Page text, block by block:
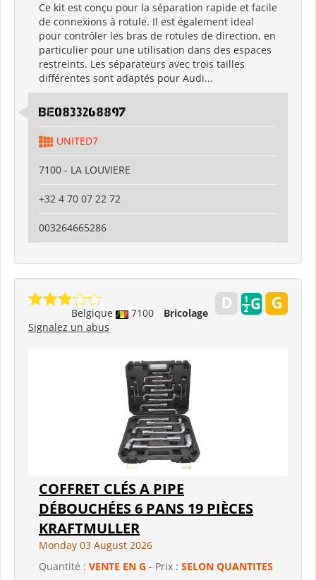
Ce kit est conçu pour la séparation rapide et facile
de connexions à rotule. Il est également ideal
pour contrôler les bras de rotules de direction, en
particulier pour une utilisation dans des espaces
restreints. Les séparateurs avec trois tailles
différentes sont adaptés pour Audi...
BE0833268897
UNITED7
7100 - LA LOUVIERE
+32 4 70 07 22 72
003264665286
Belgique 7100
Bricolage
Signalez un abus
COFFRET CLÉS A PIPE
DÉBOUCHÉES 6 PANS 19 PIÈCES
KRAFTMULLER
Monday 03 August 2026
Quantité : VENTE EN G - Prix : SELON QUANTITES